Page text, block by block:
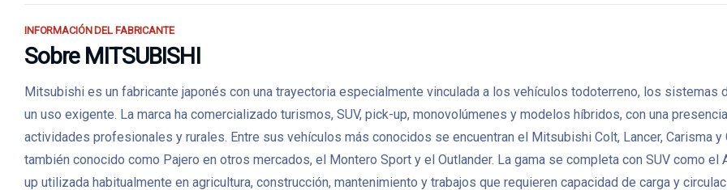
INFORMACIÓN DEL FABRICANTE
Sobre MITSUBISHI
Mitsubishi es un fabricante japonés con una trayectoria especialmente vinculada a los vehículos todoterreno, los
un uso exigente. La marca ha comercializado turismos, SUV, pick-up, monovolúmenes y modelos híbridos, con una
actividades profesionales y rurales. Entre sus vehículos más conocidos se encuentran el Mitsubishi Colt, Lancer, Carisma
también conocido como Pajero en otros mercados, el Montero Sport y el Outlander. La gama se completa con SUV como
up utilizada habitualmente en agricultura, construcción, mantenimiento y trabajos que requieren capacidad de carga y